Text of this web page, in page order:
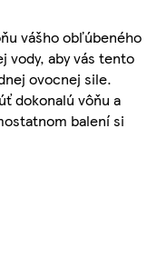
vášho obľúbeného
vody, aby vás tento
ovocnej sile.
dokonalú vôňu a
balení si